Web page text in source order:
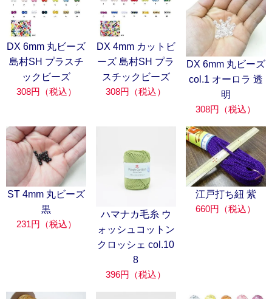
DX 6mm 丸ビーズ
島村SH プラスチ
ックビーズ
308円（税込）
DX 4mm カットビ
ーズ 島村SH プラ
スチックビーズ
308円（税込）
DX 6mm 丸ビーズ
col.1 オーロラ 透
明
308円（税込）
ST 4mm 丸ビーズ
黒
231円（税込）
ハマナカ毛糸 ウ
ォッシュコットン
クロッシェ col.10
8
396円（税込）
江戸打ち紐 紫
660円（税込）